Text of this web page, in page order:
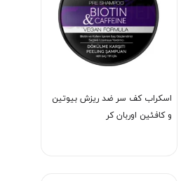
اسکراب کف سر ضد ریزش بیوتین
و کافئین اوربان کر